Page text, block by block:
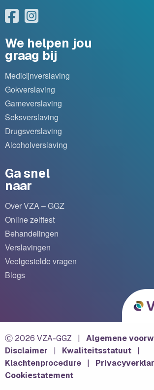
We helpen jou
graag bij
Medicijnverslaving
Gokverslaving
Gameverslaving
Seksverslaving
Drugsverslaving
Alcoholverslaving
Ga snel
naar
Over VZA – GGZ
Online zelftest
Behandelingen
Verslavingen
Veelgestelde vragen
Blogs
Ⓒ 2026 VZA-GGZ | Algemene
Disclaimer | Kwaliteitsstatuut |
Klachtenprocedure |
Cookiestatement